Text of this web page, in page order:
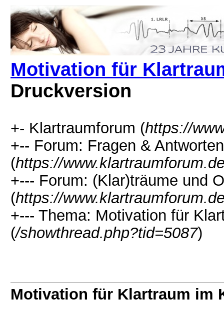
Motivation für
Druckversion
+- Klartraumforum (https://
+-- Forum: Fragen & Antworten
(https://
+--- Forum: (Klar)träume und
(https://
+--- Thema: Motivation für
(/showthread.php?tid=5087)
Motivation für Klartraum im